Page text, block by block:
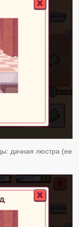
дачная люстра (ее